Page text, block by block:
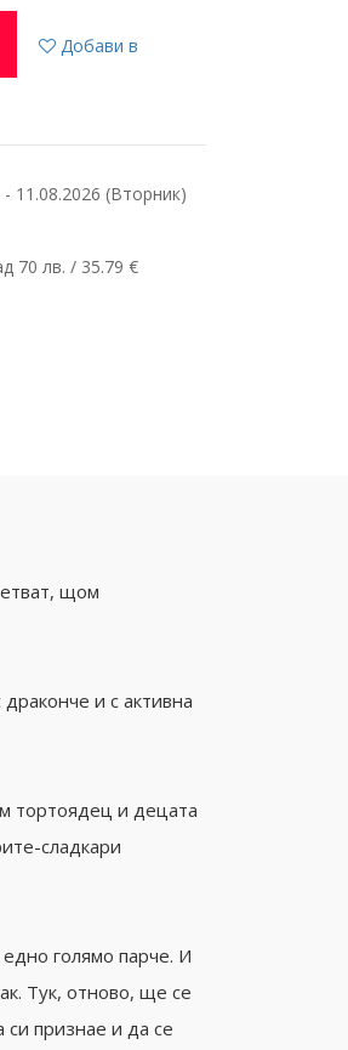
Добави в
11.08.2026 (Вторник)
70 лв. / 35.79 €
щом
и с активна
тортоядец и децата
сладкари
голямо парче. И
Тук, отново, ще се
признае и да се